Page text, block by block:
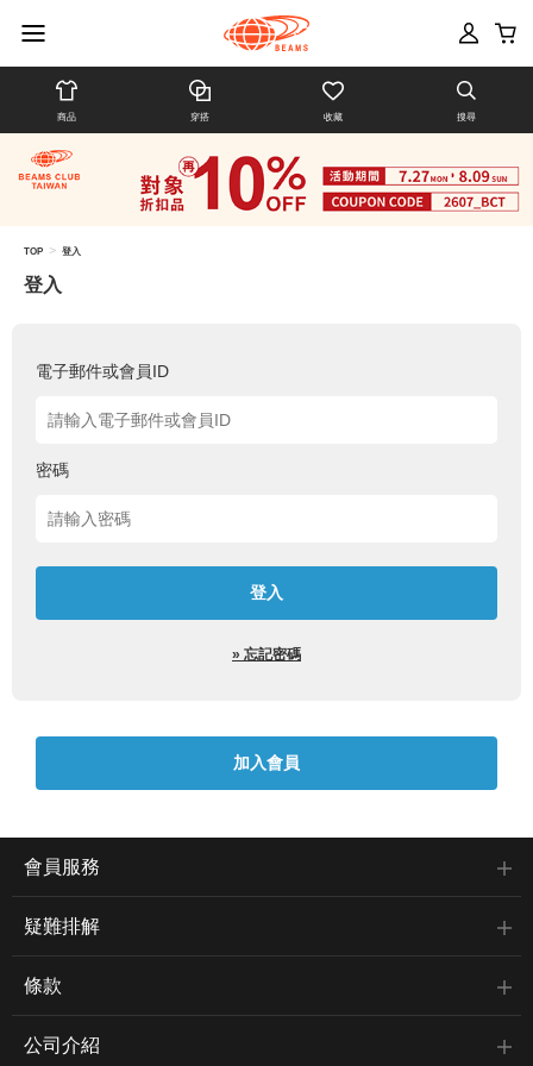
商品 穿搭 收藏 搜尋
TOP > 登入
登入
電子郵件或會員ID
密碼
» 忘記密碼
會員服務
疑難排解
條款
公司介紹